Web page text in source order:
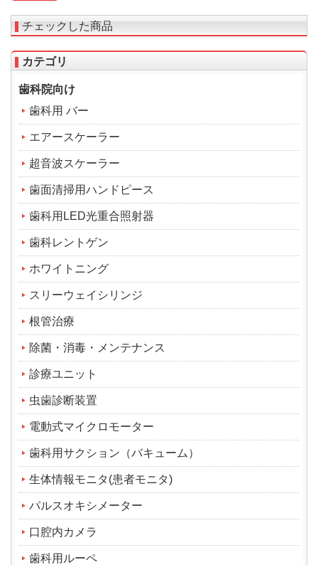
チェックした商品
カテゴリ
歯科院向け
歯科用 バー
エアースケーラー
超音波スケーラー
歯面清掃用ハンドピース
歯科用LED光重合照射器
歯科レントゲン
ホワイトニング
スリーウェイシリンジ
根管治療
除菌・消毒・メンテナンス
診療ユニット
虫歯診断装置
電動式マイクロモーター
歯科用サクション（バキューム）
生体情報モニタ(患者モニタ)
パルスオキシメーター
口腔内カメラ
歯科用ルーペ